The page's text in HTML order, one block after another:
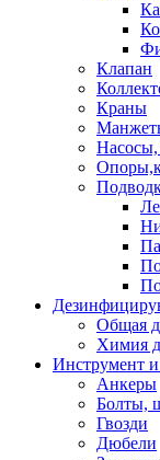
Клапан
Краны
Насосы,
Общая
Химия
Инструмент
Анкеры
Болты,
Гвозди
Дюбели